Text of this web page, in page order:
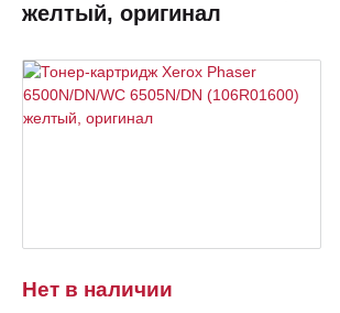
Нет в наличии
желтый, оригинал